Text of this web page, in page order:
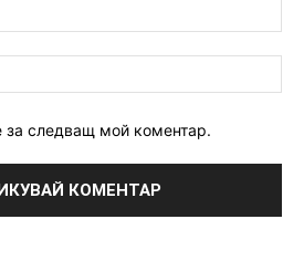
за следващ мой коментар.